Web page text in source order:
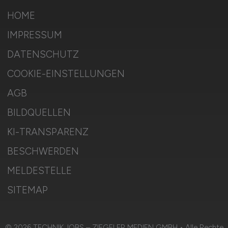
HOME
IMPRESSUM
DATENSCHUTZ
COOKIE-EINSTELLUNGEN
AGB
BILDQUELLEN
KI-TRANSPARENZ
BESCHWERDEN
MELDESTELLE
SITEMAP